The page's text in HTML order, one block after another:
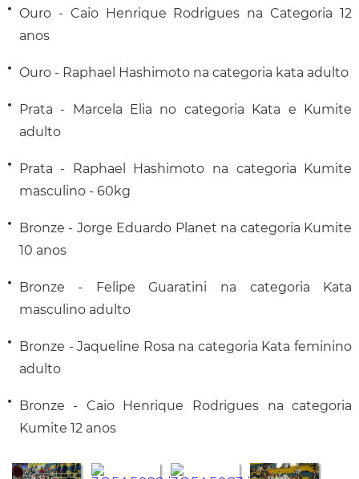
Ouro - Caio Henrique Rodrigues na Categoria 12
anos
Ouro - Raphael Hashimoto na categoria kata adulto
Prata - Marcela Elia no categoria Kata e Kumite
adulto
Prata - Raphael Hashimoto na categoria Kumite
masculino - 60kg
Bronze - Jorge Eduardo Planet na categoria Kumite
10 anos
Bronze - Felipe Guaratini na categoria Kata
masculino adulto
Bronze - Jaqueline Rosa na categoria Kata feminino
adulto
Bronze - Caio Henrique Rodrigues na categoria
Kumite 12 anos